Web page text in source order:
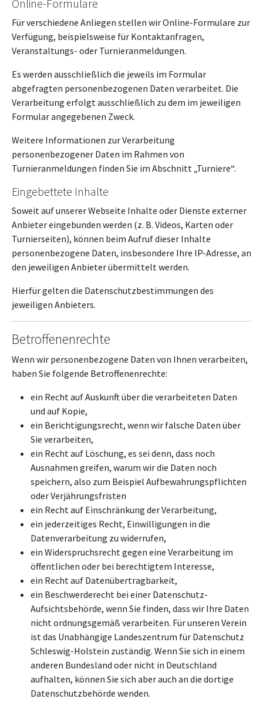
Online-Formulare
Für verschiedene Anliegen stellen wir Online-Formulare zur
Verfügung, beispielsweise für Kontaktanfragen,
Veranstaltungs- oder Turnieranmeldungen.
Es werden ausschließlich die jeweils im Formular
abgefragten personenbezogenen Daten verarbeitet. Die
Verarbeitung erfolgt ausschließlich zu dem im jeweiligen
Formular angegebenen Zweck.
Weitere Informationen zur Verarbeitung
personenbezogener Daten im Rahmen von
Turnieranmeldungen finden Sie im Abschnitt „Turniere“.
Eingebettete Inhalte
Soweit auf unserer Webseite Inhalte oder Dienste externer
Anbieter eingebunden werden (z. B. Videos, Karten oder
Turnierseiten), können beim Aufruf dieser Inhalte
personenbezogene Daten, insbesondere Ihre IP-Adresse, an
den jeweiligen Anbieter übermittelt werden.
Hierfür gelten die Datenschutzbestimmungen des
jeweiligen Anbieters.
Betroffenenrechte
Wenn wir personenbezogene Daten von Ihnen verarbeiten,
haben Sie folgende Betroffenenrechte:
ein Recht auf Auskunft über die verarbeiteten Daten
und auf Kopie,
ein Berichtigungsrecht, wenn wir falsche Daten über
Sie verarbeiten,
ein Recht auf Löschung, es sei denn, dass noch
Ausnahmen greifen, warum wir die Daten noch
speichern, also zum Beispiel Aufbewahrungspflichten
oder Verjährungsfristen
ein Recht auf Einschränkung der Verarbeitung,
ein jederzeitiges Recht, Einwilligungen in die
Datenverarbeitung zu widerrufen,
ein Widerspruchsrecht gegen eine Verarbeitung im
öffentlichen oder bei berechtigtem Interesse,
ein Recht auf Datenübertragbarkeit,
ein Beschwerderecht bei einer Datenschutz-
Aufsichtsbehörde, wenn Sie finden, dass wir Ihre Daten
nicht ordnungsgemäß verarbeiten. Für unseren Verein
ist das Unabhängige Landeszentrum für Datenschutz
Schleswig-Holstein zuständig. Wenn Sie sich in einem
anderen Bundesland oder nicht in Deutschland
aufhalten, können Sie sich aber auch an die dortige
Datenschutzbehörde wenden.